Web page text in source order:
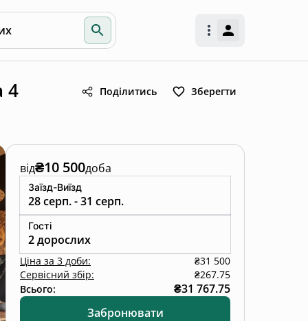
4
Поділитись Зберегти
від₴10 500доба
Заїзд-Виїзд
28 серп. - 31 серп.
Гості
2 дорослих
Ціна за 3 доби:
₴31 500
Сервісний збір:
₴267.75
Всього:
₴31 767.75
Забронювати